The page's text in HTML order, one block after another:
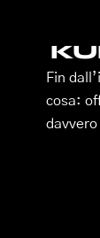
Fin
cosa:
davvero